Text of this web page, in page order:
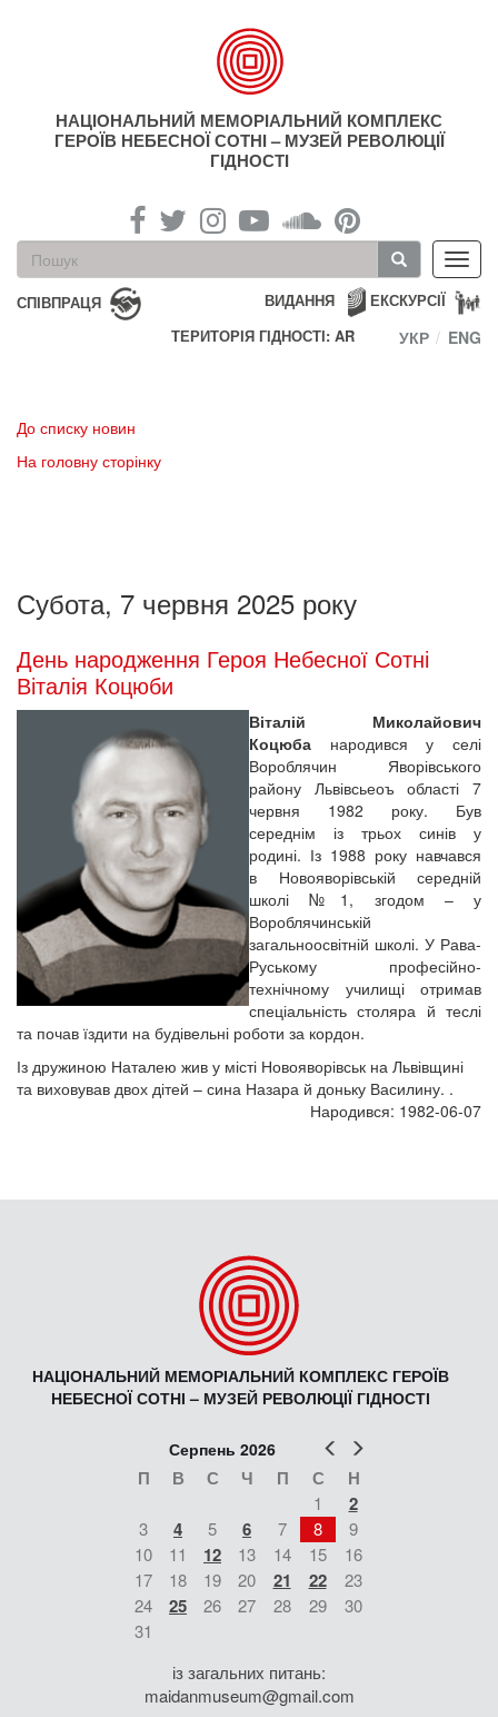
НАЦІОНАЛЬНИЙ МЕМОРІАЛЬНИЙ КОМПЛЕКС
ГЕРОЇВ НЕБЕСНОЇ СОТНІ – МУЗЕЙ РЕВОЛЮЦІЇ
ГІДНОСТІ
Пошукова
форма
Пошук
СПІВПРАЦЯ ЕКСКУРСІЇ
ВИДАННЯ
ТЕРИТОРІЯ ГІДНОСТІ: AR
УКР ENG
До списку новин
На головну сторінку
Субота, 7 червня 2025 року
День народження Героя Небесної Сотні
Віталія Коцюби
Віталій Миколайович
Коцюба народився у селі
Вороблячин Яворівського
району Львівсьеоъ області 7
червня 1982 року. Був
середнім із трьох синів у
родині. Із 1988 року навчався
в Новояворівській середній
школі №1, згодом – у
Вороблячинській
загальноосвітній школі. У Рава-
Руському професійно-
технічному училищі отримав
спеціальність столяра й теслі
та почав їздити на будівельні роботи за кордон.
Із дружиною Наталею жив у місті Новояворівськ на Львівщині
та виховував двох дітей – сина Назара й доньку Василину. .
Народився: 1982-06-07
НАЦІОНАЛЬНИЙ МЕМОРІАЛЬНИЙ КОМПЛЕКС ГЕРОЇВ
НЕБЕСНОЇ СОТНІ – МУЗЕЙ РЕВОЛЮЦІЇ ГІДНОСТІ
Попер
Серпень 2026
П В С Ч П С Н
1 2
3 4 5 6 7 8
9
10
11 12 13 14 15
16
17
18 19 20 21 22
23
24
25 26 27 28 29
30
31
із загальних питань:
maidanmuseum@gmail.com